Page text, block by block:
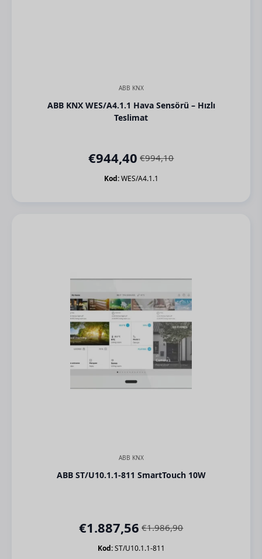
ABB KNX
ABB KNX WES/A4.1.1 Hava Sensörü – Hızlı
Teslimat
€994,10
Orijinal
fiyat:
€944,40Şu
andaki
Kod:WES/A4.1.1
ABB KNX
ABB ST/U10.1.1-811 SmartTouch 10W
€1.986,90
Orijinal
fiyat:
€1.887,56Şu
andaki
Kod:ST/U10.1.1-811